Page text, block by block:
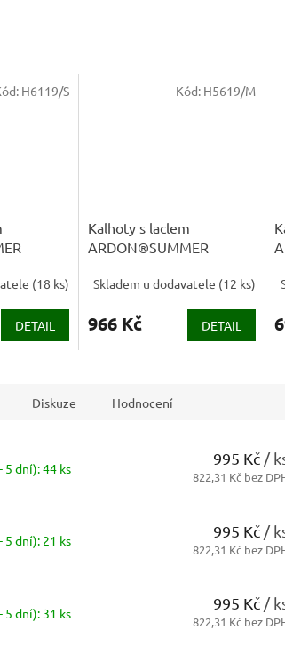
(18 ks)
DETAIL
H6119/S
Kalhoty s laclem
ARDON®SUMMER
DOPRODEJ
Skladem u dodavatele (12 ks)
966 Kč DETAIL
Kód: H5619/M
Diskuze Hodnocení
5 dní):44 ks
995 Kč /
822,31 Kč bez
5 dní): 21 ks
995 Kč /
822,31 Kč bez
5 dní): 31 ks
995 Kč /
822,31 Kč bez